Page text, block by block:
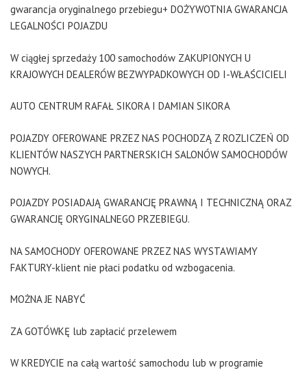
gwarancja oryginalnego przebiegu+ DOŻYWOTNIA GWARANCJA
LEGALNOŚCI POJAZDU
W ciągłej sprzedaży 100 samochodów ZAKUPIONYCH U
KRAJOWYCH DEALERÓW BEZWYPADKOWYCH OD I-WŁAŚCICIELI
AUTO CENTRUM RAFAŁ SIKORA I DAMIAN SIKORA
POJAZDY OFEROWANE PRZEZ NAS POCHODZĄ Z ROZLICZEŃ OD
KLIENTÓW NASZYCH PARTNERSKICH SALONÓW SAMOCHODÓW
NOWYCH.
POJAZDY POSIADAJĄ GWARANCJĘ PRAWNĄ I TECHNICZNĄ ORAZ
GWARANCJĘ ORYGINALNEGO PRZEBIEGU.
NA SAMOCHODY OFEROWANE PRZEZ NAS WYSTAWIAMY
FAKTURY-klient nie płaci podatku od wzbogacenia.
MOŻNA JE NABYĆ
ZA GOTÓWKĘ lub zapłacić przelewem
W KREDYCIE na całą wartość samochodu lub w programie